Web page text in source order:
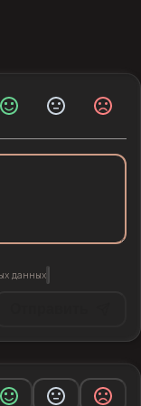
данных